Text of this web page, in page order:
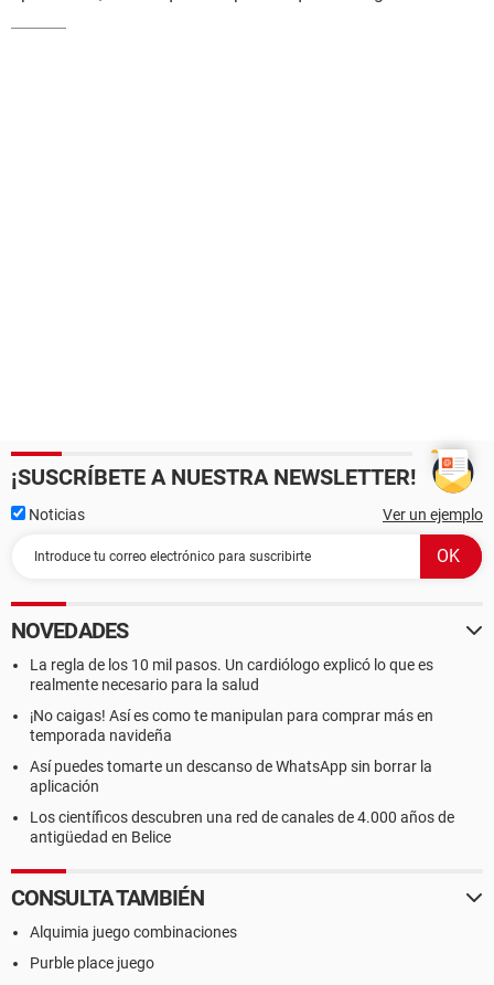
¡SUSCRÍBETE A NUESTRA NEWSLETTER!
Noticias Ver un ejemplo
NOVEDADES
La regla de los 10 mil pasos. Un cardiólogo explicó lo que es
realmente necesario para la salud
¡No caigas! Así es como te manipulan para comprar más en
temporada navideña
Así puedes tomarte un descanso de WhatsApp sin borrar la
aplicación
Los científicos descubren una red de canales de 4.000 años de
antigüedad en Belice
CONSULTA TAMBIÉN
Alquimia juego combinaciones
Purble place juego